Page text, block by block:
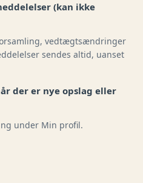
(kan ikke
vedtægtsændringer
sendes altid, uanset
der er nye opslag eller
under Min profil.